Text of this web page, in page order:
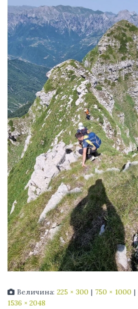
Величина: 225 × 300 | 750 × 1000 |
1536 × 2048